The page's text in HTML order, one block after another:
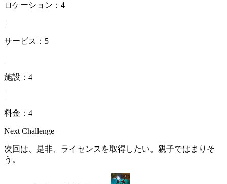
ロケーション：4
|
サービス：5
|
施設：4
|
料金：4
Next Challenge
次回は、是非、ライセンスを取得したい。親子ではまりそ
う。